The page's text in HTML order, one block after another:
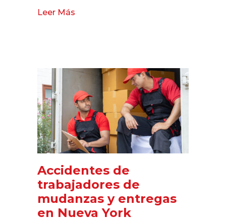
Leer Más
Accidentes de
trabajadores de
mudanzas y entregas
en Nueva York